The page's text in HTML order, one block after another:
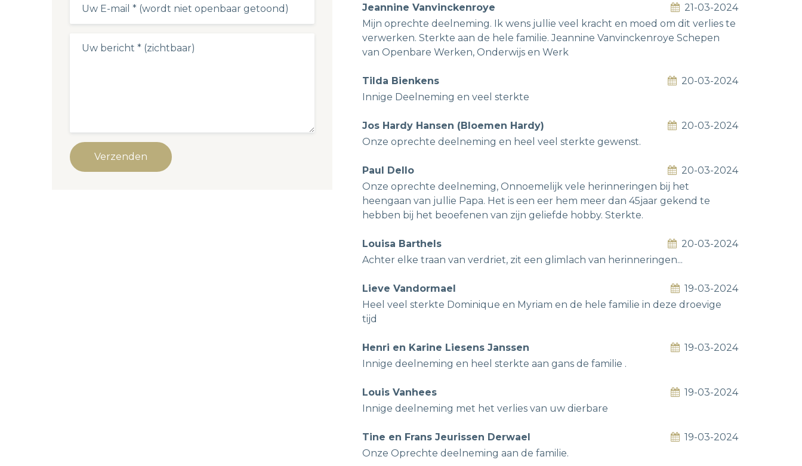
Verzenden
Jeannine Vanvinckenroye
21-03-2024
Mijn oprechte deelneming. Ik wens jullie veel kracht en moed om dit verlies te
verwerken. Sterkte aan de hele familie. Jeannine Vanvinckenroye Schepen
van Openbare Werken, Onderwijs en Werk
Tilda Bienkens
20-03-2024
Innige Deelneming en veel sterkte
Jos Hardy Hansen (Bloemen Hardy)
20-03-2024
Onze oprechte deelneming en heel veel sterkte gewenst.
Paul Dello
20-03-2024
Onze oprechte deelneming, Onnoemelijk vele herinneringen bij het
heengaan van jullie Papa. Het is een eer hem meer dan 45jaar gekend te
hebben bij het beoefenen van zijn geliefde hobby. Sterkte.
Louisa Barthels
20-03-2024
Achter elke traan van verdriet, zit een glimlach van herinneringen...
Lieve Vandormael
19-03-2024
Heel veel sterkte Dominique en Myriam en de hele familie in deze droevige
tijd
Henri en Karine Liesens Janssen
19-03-2024
Innige deelneming en heel sterkte aan gans de familie .
Louis Vanhees
19-03-2024
Innige deelneming met het verlies van uw dierbare
Tine en Frans Jeurissen Derwael
19-03-2024
Onze Oprechte deelneming aan de familie.